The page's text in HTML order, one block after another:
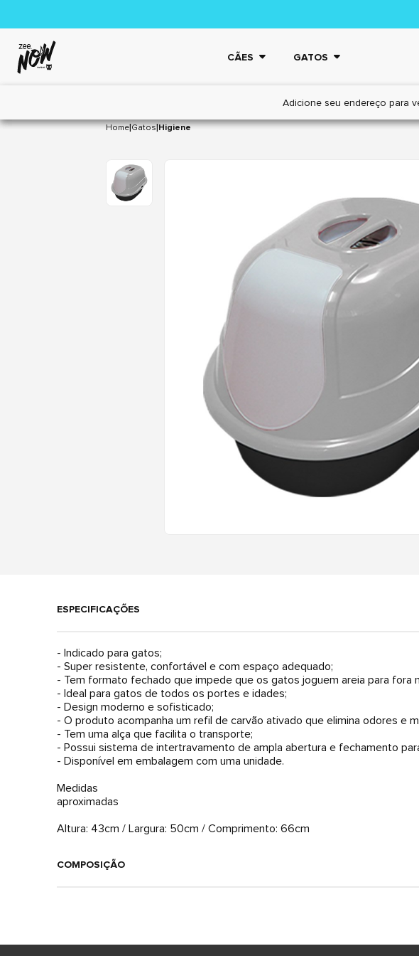
CÃES GATOS
Adicione seu endereço para
Home|Gatos|Higiene
ESPECIFICAÇÕES
- Indicado para gatos;
- Super resistente, confortável e com espaço adequado;
- Tem formato fechado que impede que os gatos joguem areia para fora
- Ideal para gatos de todos os portes e idades;
- Design moderno e sofisticado;
- O produto acompanha um refil de carvão ativado que elimina odores e
- Tem uma alça que facilita o transporte;
- Possui sistema de intertravamento de ampla abertura e fechamento
- Disponível em embalagem com uma unidade.
Medidas
aproximadas
Altura: 43cm / Largura: 50cm / Comprimento: 66cm
COMPOSIÇÃO